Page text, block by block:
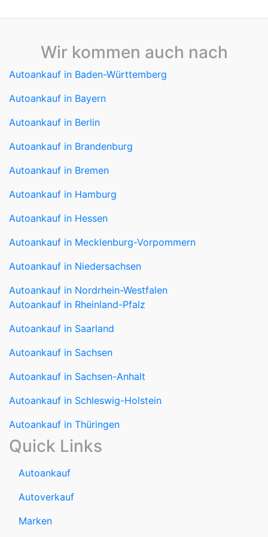
Wir kommen auch nach
Autoankauf in Baden-Württemberg
Autoankauf in Bayern
Autoankauf in Berlin
Autoankauf in Brandenburg
Autoankauf in Bremen
Autoankauf in Hamburg
Autoankauf in Hessen
Autoankauf in Mecklenburg-Vorpommern
Autoankauf in Niedersachsen
Autoankauf in Nordrhein-Westfalen
Autoankauf in Rheinland-Pfalz
Autoankauf in Saarland
Autoankauf in Sachsen
Autoankauf in Sachsen-Anhalt
Autoankauf in Schleswig-Holstein
Autoankauf in Thüringen
Quick Links
Autoankauf
Autoverkauf
Marken